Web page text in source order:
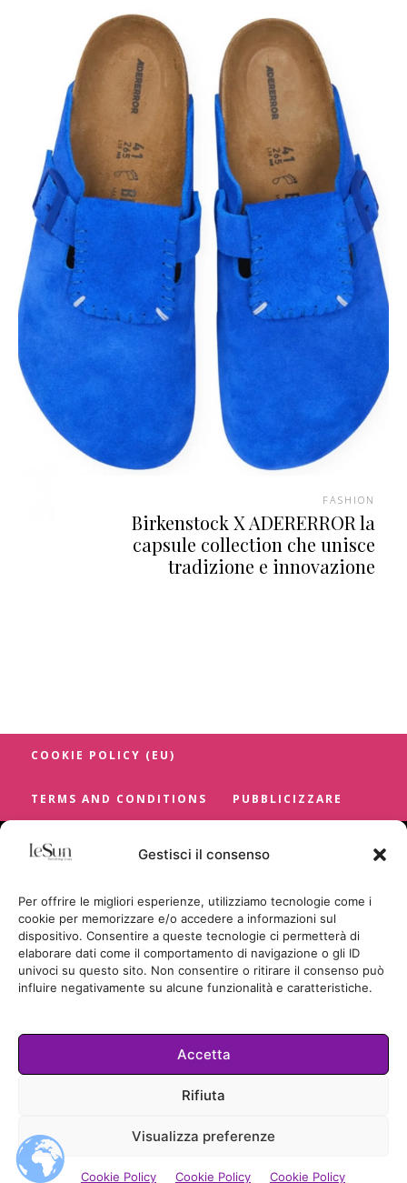
Gestisci il consenso
Per offrire le migliori esperienze, utilizziamo tecnologie come i
cookie per memorizzare e/o accedere a informazioni sul
dispositivo. Consentire a queste tecnologie ci permetterà di
elaborare dati come il comportamento di navigazione o gli ID
univoci su questo sito. Non consentire o ritirare il consenso può
influire negativamente su alcune funzionalità e caratteristiche.
Accetta
Rifiuta
Visualizza preferenze
Cookie Policy Cookie Policy Cookie Policy
FASHION
Birkenstock X ADERERROR la
capsule collection che unisce
tradizione e innovazione
COOKIE POLICY (EU)
TERMS AND CONDITIONS PUBBLICIZZARE
Cookie Policy
© LESUN.IT BY SUNCICA BADRIC